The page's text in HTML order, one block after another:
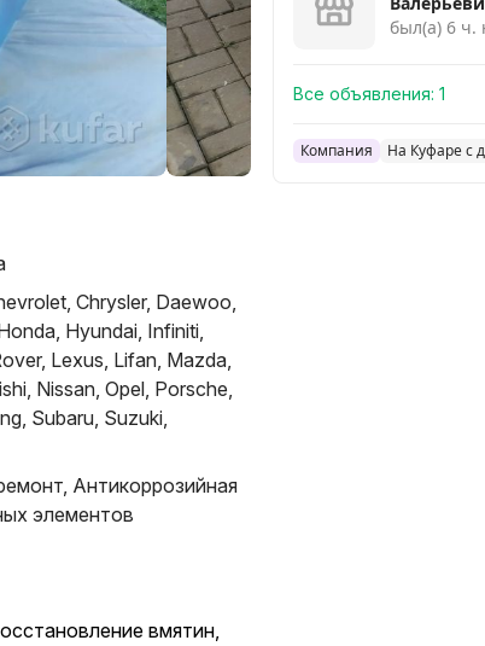
Chrysler, Daewoo,
Hyundai, Infiniti,
Lexus, Lifan, Mazda,
Nissan, Opel, Porsche,
Subaru, Suzuki,
Антикоррозийная
элементов
вмятин,
был(а) 6 ч.
Все объявления: 1
Компания На Куфаре с